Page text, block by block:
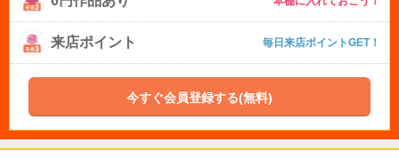
来店ポイント 毎日来店ポイントGET！
今すぐ会員登録する(無料)